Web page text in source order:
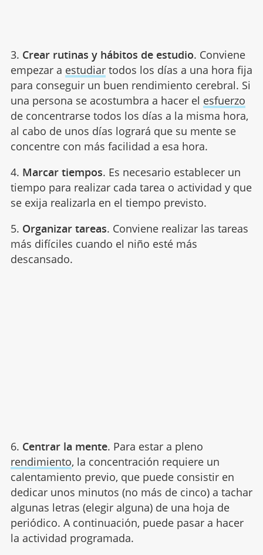
3. Crear rutinas y hábitos de estudio. Conviene
empezar a estudiartodos los días a una hora fija
para conseguir un buen rendimiento cerebral. Si
una persona se acostumbra a hacer el esfuerzo
de concentrarse todos los días a la misma hora,
al cabo de unos días logrará que su mente se
concentre con más facilidad a esa hora.
4. Marcar tiempos. Es necesario establecer un
tiempo para realizar cada tarea o actividad y que
se exija realizarla en el tiempo previsto.
5. Organizar tareas. Conviene realizar las tareas
más difíciles cuando el niño esté más
descansado.
6. Centrar la mente. Para estar a pleno
rendimiento, la concentración requiere un
calentamiento previo, que puede consistir en
dedicar unos minutos (no más de cinco) a tachar
algunas letras (elegir alguna) de una hoja de
periódico. A continuación, puede pasar a hacer
la actividad programada.